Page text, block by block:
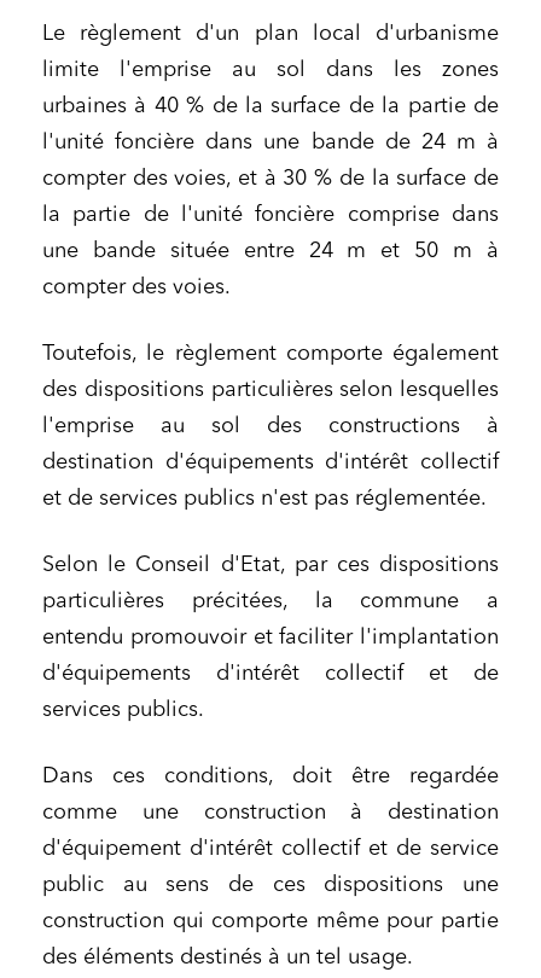
Le règlement d'un plan local d'urbanisme
limite l'emprise au sol dans les zones
urbaines à 40 % de la surface de la partie de
l'unité foncière dans une bande de 24 m à
compter des voies, et à 30 % de la surface de
la partie de l'unité foncière comprise dans
une bande située entre 24 m et 50 m à
compter des voies.
Toutefois, le règlement comporte également
des dispositions particulières selon lesquelles
l'emprise au sol des constructions à
destination d'équipements d'intérêt collectif
et de services publics n'est pas réglementée.
Selon le Conseil d'Etat, par ces dispositions
particulières précitées, la commune a
entendu promouvoir et faciliter l'implantation
d'équipements d'intérêt collectif et de
services publics.
Dans ces conditions, doit être regardée
comme une construction à destination
d'équipement d'intérêt collectif et de service
public au sens de ces dispositions une
construction qui comporte même pour partie
des éléments destinés à un tel usage.